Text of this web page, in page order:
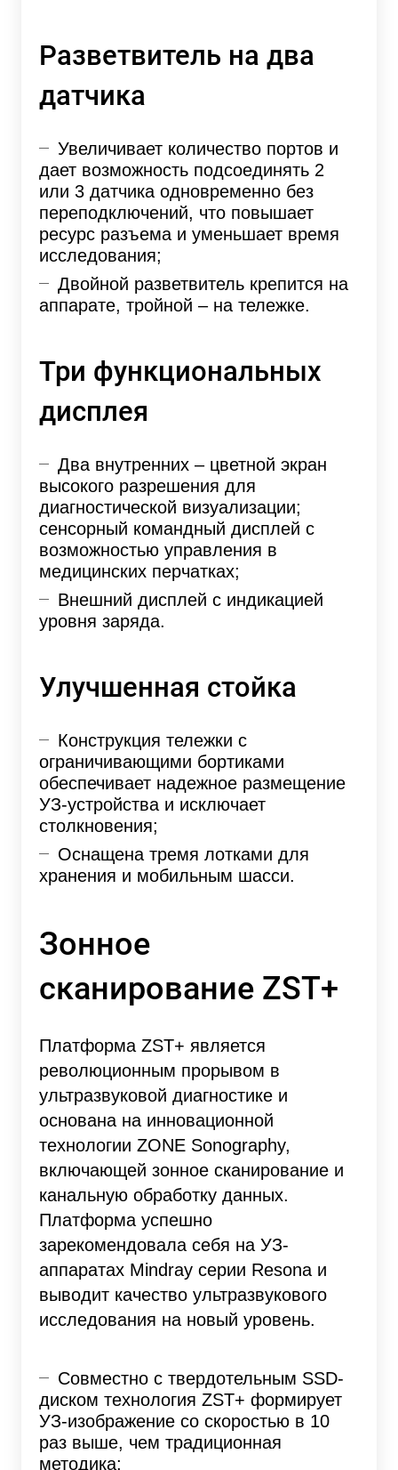
Разветвитель на два
датчика
Увеличивает количество портов и
дает возможность подсоединять 2
или 3 датчика одновременно без
переподключений, что повышает
ресурс разъема и уменьшает время
исследования;
Двойной разветвитель крепится на
аппарате, тройной – на тележке.
Три функциональных
дисплея
Два внутренних – цветной экран
высокого разрешения для
диагностической визуализации;
сенсорный командный дисплей с
возможностью управления в
медицинских перчатках;
Внешний дисплей с индикацией
уровня заряда.
Улучшенная стойка
Конструкция тележки с
ограничивающими бортиками
обеспечивает надежное размещение
УЗ-устройства и исключает
столкновения;
Оснащена тремя лотками для
хранения и мобильным шасси.
Зонное
сканирование ZST+
Платформа ZST+ является
революционным прорывом в
ультразвуковой диагностике и
основана на инновационной
технологии ZONE Sonography,
включающей зонное сканирование и
канальную обработку данных.
Платформа успешно
зарекомендовала себя на УЗ-
аппаратах Mindray серии Resona и
выводит качество ультразвукового
исследования на новый уровень.
Совместно с твердотельным SSD-
диском технология ZST+ формирует
УЗ-изображение со скоростью в 10
раз выше, чем традиционная
методика;